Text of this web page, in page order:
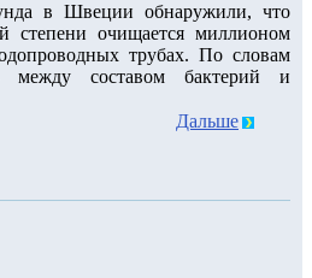
в Швеции обнаружили, что
степени очищается миллионом
трубах. По словам
между составом бактерий и
Дальше